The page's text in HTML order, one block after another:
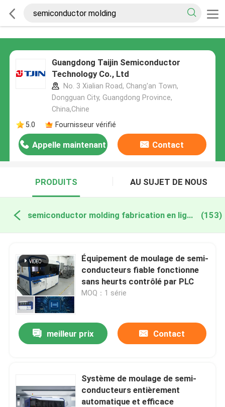
Guangdong Taijin Semiconductor
Technology Co., Ltd
No. 3 Xialian Road, Chang'an Town,
Dongguan City, Guangdong Province,
China,Chine
5.0
Fournisseur vérifié
Appelle maintenant Contact
PRODUITS AU SUJET DE NOUS
semiconductor molding fabrication en ligne (153)
Équipement de moulage de semi-
conducteurs fiable fonctionne
sans heurts contrôlé par PLC
MOQ：1 série
meilleur prix Contact
Système de moulage de semi-
conducteurs entièrement
automatique et efficace